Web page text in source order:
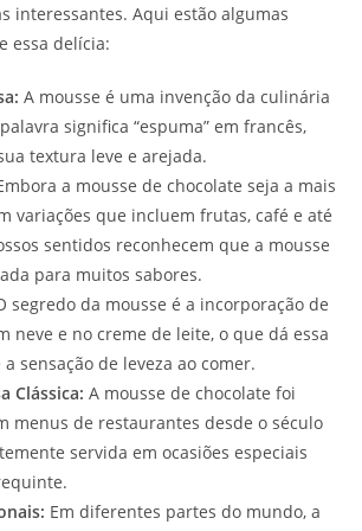
interessantes. Aqui estão algumas
essa delícia:
A mousse é uma invenção da culinária
significa “espuma” em francês,
textura leve e arejada.
a mousse de chocolate seja a mais
variações que incluem frutas, café e até
sentidos reconhecem que a mousse
para muitos sabores.
segredo da mousse é a incorporação de
neve e no creme de leite, o que dá essa
sensação de leveza ao comer.
Clássica: A mousse de chocolate foi
menus de restaurantes desde o século
servida em ocasiões especiais
Em diferentes partes do mundo, a